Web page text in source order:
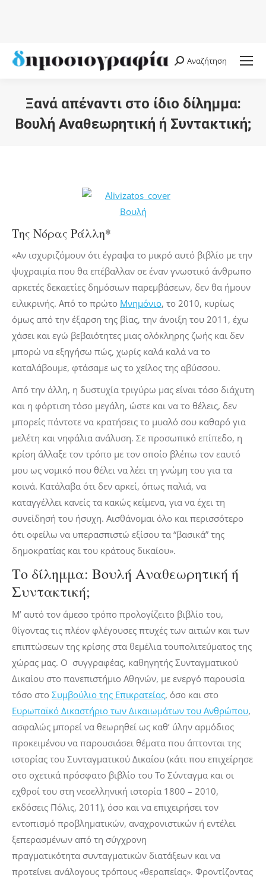
Search:
Αναζήτηση
Ξανά απέναντι στο ίδιο δίλημμα:
Βουλή Αναθεωρητική ή Συντακτική;
Της Νόρας Ράλλη*
«Αν ισχυριζόμουν ότι έγραψα το μικρό αυτό βιβλίο με την
ψυχραιμία που θα επέβαλλαν σε έναν γνωστικό άνθρωπο
αρκετές δεκαετίες δημόσιων παρεμβάσεων, δεν θα ήμουν
ειλικρινής. Από το πρώτο Μνημόνιο, το 2010, κυρίως
όμως από την έξαρση της βίας, την άνοιξη του 2011, έχω
χάσει και εγώ βεβαιότητες μιας ολόκληρης ζωής και δεν
μπορώ να εξηγήσω πώς, χωρίς καλά καλά να το
καταλάβουμε, φτάσαμε ως το χείλος της αβύσσου.
Από την άλλη, η δυστυχία τριγύρω μας είναι τόσο διάχυτη
και η φόρτιση τόσο μεγάλη, ώστε και να το θέλεις, δεν
μπορείς πάντοτε να κρατήσεις το μυαλό σου καθαρό για
μελέτη και νηφάλια ανάλυση. Σε προσωπικό επίπεδο, η
κρίση άλλαξε τον τρόπο με τον οποίο βλέπω τον εαυτό
μου ως νομικό που θέλει να λέει τη γνώμη του για τα
κοινά. Κατάλαβα ότι δεν αρκεί, όπως παλιά, να
καταγγέλλει κανείς τα κακώς κείμενα, για να έχει τη
συνείδησή του ήσυχη. Αισθάνομαι όλο και περισσότερο
ότι οφείλω να υπερασπιστώ εξίσου τα “βασικά” της
δημοκρατίας και του κράτους δικαίου».
Το δίλημμα: Βουλή Αναθεωρητική ή
Συντακτική;
Μ’ αυτό τον άμεσο τρόπο προλογίζειτο βιβλίο του,
θίγοντας τις πλέον φλέγουσες πτυχές των αιτιών και των
επιπτώσεων της κρίσης στα θεμέλια τουπολιτεύματος της
χώρας μας. Ο συγγραφέας, καθηγητής Συνταγματικού
Δικαίου στο πανεπιστήμιο Αθηνών, με ενεργό παρουσία
τόσο στο Συμβούλιο της Επικρατείας, όσο και στο
Ευρωπαϊκό Δικαστήριο των Δικαιωμάτων του Ανθρώπου,
ασφαλώς μπορεί να θεωρηθεί ως καθ’ ύλην αρμόδιος
προκειμένου να παρουσιάσει θέματα που άπτονται της
ιστορίας του Συνταγματικού Δικαίου (κάτι που επιχείρησε
στο σχετικά πρόσφατο βιβλίο του Το Σύνταγμα και οι
εχθροί του στη νεοελληνική ιστορία 1800 – 2010,
εκδόσεις Πόλις, 2011), όσο και να επιχειρήσει τον
εντοπισμό προβληματικών, αναχρονιστικών ή εντέλει
ξεπερασμένων από τη σύγχρονη
πραγματικότητα συνταγματικών διατάξεων και να
προτείνει ανάλογους τρόπους «θεραπείας». Φροντίζοντας